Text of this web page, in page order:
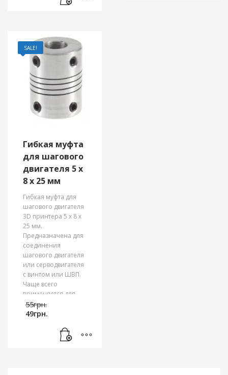
алюминия
толщиной в 3 мм
способствует
равномерному
нагреву платформы
по всей ее площади.
Подходит для 3D
принтеров Prusa,
Wanhao и др.
SALE!
Гибкая муфта
для шагового
двигателя 5 x
8 x 25 мм
Гибкая муфта для
шагового двигателя
3D принтера 5 x 8 x
25 мм.
Предназначена для
соединения
шагового двигателя
или серводвигателя
с винтом или ШВП.
Чаще всего
применяется для
оси Z в 3D
принтере.
упругости, муфта
компенсирует
55грн.
55грн..
49грн.
49грн..